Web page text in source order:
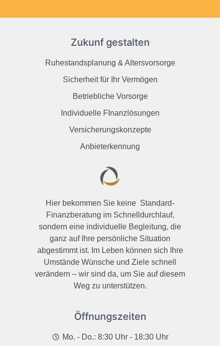
Zukunf gestalten
Ruhestandsplanung & Altersvorsorge
Sicherheit für Ihr Vermögen
Betriebliche Vorsorge
Individuelle FInanzlösungen
Versicherungskonzepte
Anbieterkennung
Hier bekommen Sie keine Standard-
Finanzberatung im Schnelldurchlauf,
sondern eine individuelle Begleitung, die
ganz auf Ihre persönliche Situation
abgestimmt ist. Im Leben können sich Ihre
Umstände Wünsche und Ziele schnell
verändern – wir sind da, um Sie auf diesem
Weg zu unterstützen.
Öffnungszeiten
Mo. - Do.: 8:30 Uhr - 18:30 Uhr